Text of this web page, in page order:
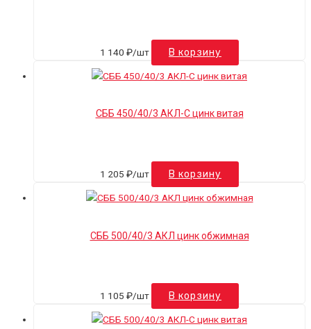
1 140 ₽/шт В корзину
СББ 450/40/3 АКЛ-С цинк витая
1 205 ₽/шт В корзину
СББ 500/40/3 АКЛ цинк обжимная
1 105 ₽/шт В корзину